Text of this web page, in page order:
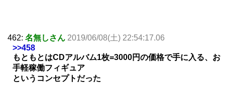
462: 名無しさん 2019/06/08(土) 22:54:17.06
>>458
もともとはCDアルバム1枚=3000円の価格で手に入る、お
手軽稼働フィギュア
というコンセプトだった